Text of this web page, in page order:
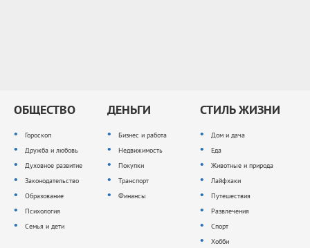
ОБЩЕСТВО
Гороскоп
Дружба и любовь
Духовное развитие
Законодательство
Образование
Психология
Семья и дети
ДЕНЬГИ
Бизнес и работа
Недвижимость
Покупки
Транспорт
Финансы
СТИЛЬ ЖИЗНИ
Дом и дача
Еда
Животные и природа
Лайфхаки
Путешествия
Развлечения
Спорт
Хобби